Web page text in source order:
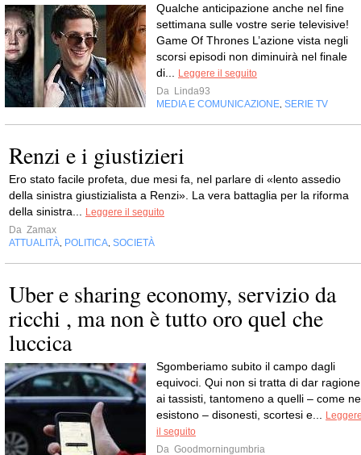
Qualche anticipazione anche nel fine
settimana sulle vostre serie televisive!
Game Of Thrones L’azione vista negli
scorsi episodi non diminuirà nel finale
di...
Leggere il seguito
Da Linda93
MEDIA E COMUNICAZIONE SERIE TV
Renzi e i giustizieri
Ero stato facile profeta, due mesi fa, nel parlare di «lento assedio
della sinistra giustizialista a Renzi». La vera battaglia per la riforma
della sinistra...
Leggere il seguito
Da Zamax
ATTUALITÀ POLITICA SOCIETÀ
Uber e sharing economy, servizio da
ricchi , ma non è tutto oro quel che
luccica
Sgomberiamo subito il campo dagli
equivoci. Qui non si tratta di dar ragione
ai tassisti, tantomeno a quelli – come ne
esistono – disonesti, scortesi e...
il seguito
Da Goodmorningumbria